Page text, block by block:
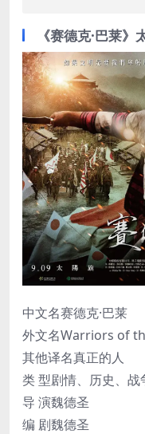
《赛德克·巴莱
中文名赛德克·巴莱
外文名Warriors of
其他译名真正的人
类 型剧情、历史、战
导 演魏德圣
编 剧魏德圣